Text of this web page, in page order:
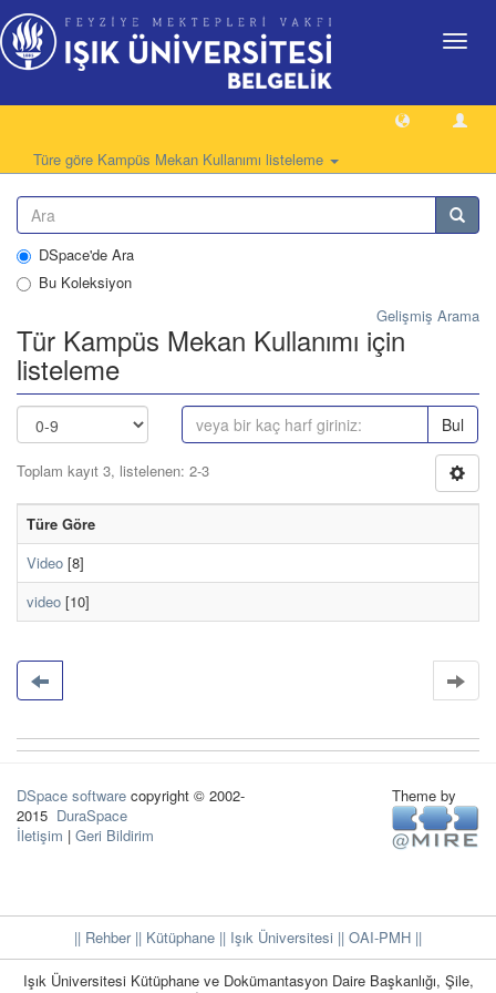
Geçiş
Türe göre Kampüs Mekan Kullanımı listeleme
DSpace'de Ara
Bu Koleksiyon
Gelişmiş Arama
Tür Kampüs Mekan Kullanımı için
listeleme
Bul
Toplam kayıt 3, listelenen: 2-3
Türe Göre
Video [8]
video [10]
DSpace software copyright © 2002-
2015 DuraSpace
İletişim | Geri Bildirim
Theme by
|| Rehber|| Kütüphane || Işık Üniversitesi || OAI-PMH ||
Işık Üniversitesi Kütüphane ve Dokümantasyon Daire Başkanlığı, Şile,